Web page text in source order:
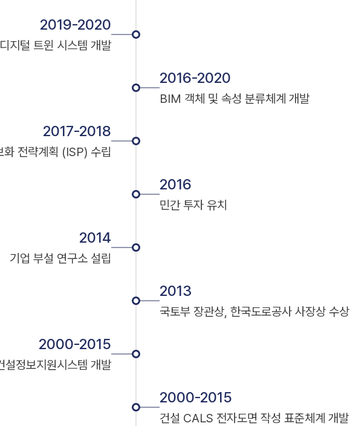
2019-2020
디지털 트윈 시스템 개발
2016-2020
BIM 객체 및 속성 분류체계 개발
2017-2018
전략계획 (ISP) 수립
2016
민간 투자 유치
2014
기업 부설 연구소 설립
2013
국토부 장관상, 한국도로공사 사장상 수상
2000-2015
설정보지원시스템 개발
2000-2015
건설 CALS 전자도면 작성 표준체계 개발